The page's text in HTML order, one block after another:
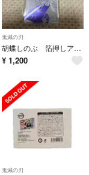
鬼滅の刃
胡蝶しのぶ 箔押しアクリルキーホルダー
¥ 1,200
鬼滅の刃